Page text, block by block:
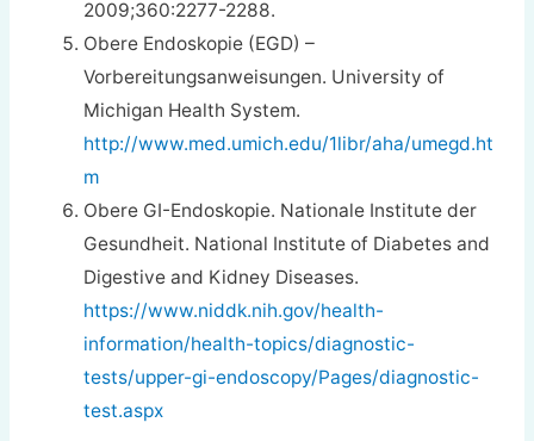
2009;360:2277-2288.
Obere Endoskopie (EGD) –
Vorbereitungsanweisungen. University of
Michigan Health System.
http://www.med.umich.edu/1libr/aha/umegd.ht
m
Obere GI-Endoskopie. Nationale Institute der
Gesundheit. National Institute of Diabetes and
Digestive and Kidney Diseases.
https://www.niddk.nih.gov/health-
information/health-topics/diagnostic-
tests/upper-gi-endoscopy/Pages/diagnostic-
test.aspx